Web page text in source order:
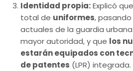
Identidad propia:Explicó
total de uniformes,
actuales de la guardia
mayor autoridad, y que los
estarán equipados con
de patentes (LPR) integrada.